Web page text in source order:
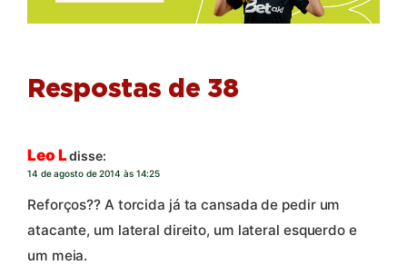
Respostas de 38
Leo Ldisse:
14 de agosto de 2014 às 14:25
Reforços?? A torcida já ta cansada de pedir um
atacante, um lateral direito, um lateral esquerdo e
um meia.